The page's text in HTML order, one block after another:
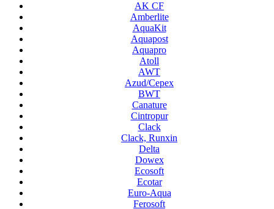
AK CF
Amberlite
AquaKit
Aquapost
Aquapro
Atoll
AWT
Azud/Cepex
BWT
Canature
Cintropur
Clack
Clack, Runxin
Delta
Dowex
Ecosoft
Ecotar
Euro-Aqua
Ferosoft